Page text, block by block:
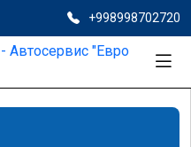
+998998702720